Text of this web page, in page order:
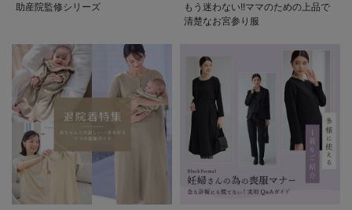
助産院監修シリーズ
もう迷わない!!ママのための上品で
清楚なお宮参り服